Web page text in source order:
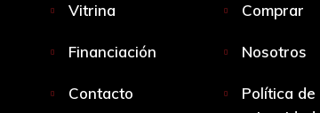
Vitrina Comprar
Financiación Nosotros
Contacto
Política de